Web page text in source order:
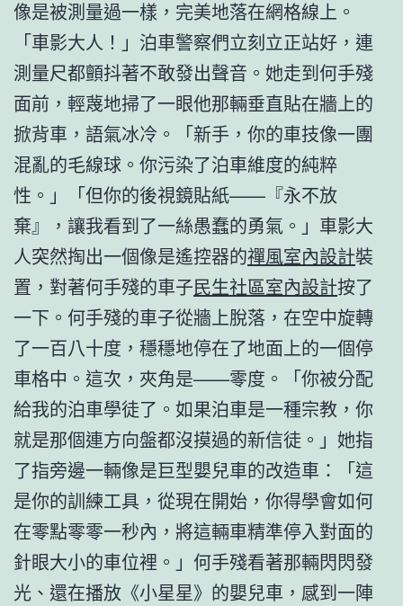
像是被測量過一樣，完美地落在網格線上。
「車影大人！」泊車警察們立刻立正站好，連
測量尺都顫抖著不敢發出聲音。她走到何手殘
面前，輕蔑地掃了一眼他那輛垂直貼在牆上的
掀背車，語氣冰冷。「新手，你的車技像一團
混亂的毛線球。你污染了泊車維度的純粹
性。」「但你的後視鏡貼紙——『永不放
棄』，讓我看到了一絲愚蠢的勇氣。」車影大
人突然掏出一個像是遙控器的禪風室內設計裝
置，對著何手殘的車子民生社區室內設計按了
一下。何手殘的車子從牆上脫落，在空中旋轉
了一百八十度，穩穩地停在了地面上的一個停
車格中。這次，夾角是——零度。「你被分配
給我的泊車學徒了。如果泊車是一種宗教，你
就是那個連方向盤都沒摸過的新信徒。」她指
了指旁邊一輛像是巨型嬰兒車的改造車：「這
是你的訓練工具，從現在開始，你得學會如何
在零點零零一秒內，將這輛車精準停入對面的
針眼大小的車位裡。」何手殘看著那輛閃閃發
光、還在播放《小星星》的嬰兒車，感到一陣